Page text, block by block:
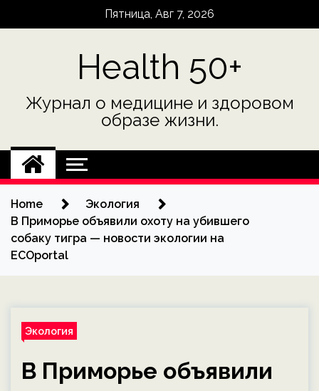
Пятница, Авг 7, 2026
Health 50+
Журнал о медицине и здоровом
образе жизни.
Home
Экология
В Приморье объявили охоту на убившего
собаку тигра — новости экологии на
ECOportal
Экология
В Приморье объявили